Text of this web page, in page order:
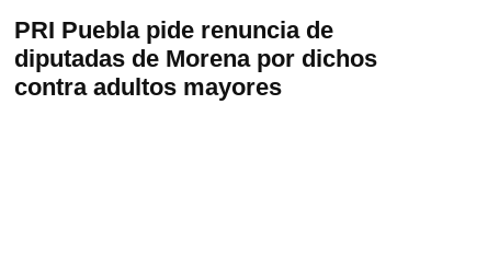
PRI Puebla pide renuncia de
diputadas de Morena por dichos
contra adultos mayores